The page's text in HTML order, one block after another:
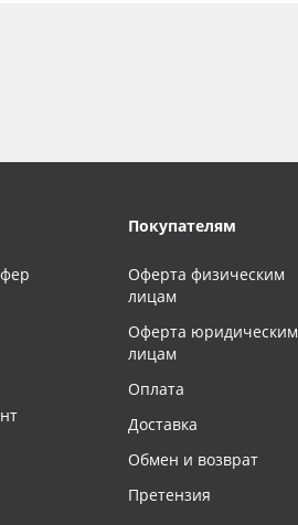
Покупателям
Оферта физическим
лицам
Оферта юридическим
лицам
Оплата
Доставка
Обмен и возврат
Претензия